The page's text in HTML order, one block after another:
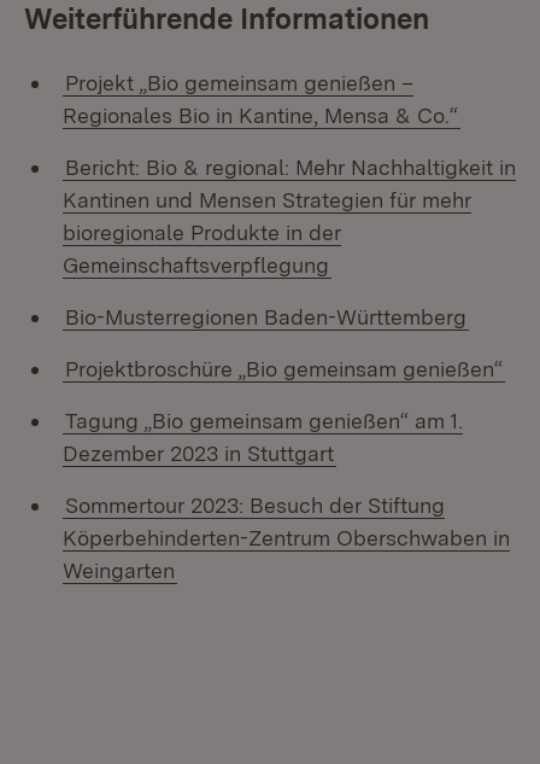
Weiterführende Informationen
Projekt „Bio gemeinsam genießen –
Regionales Bio in Kantine, Mensa & Co.“
Bericht: Bio & regional: Mehr Nachhaltigkeit in
Kantinen und Mensen Strategien für mehr
bioregionale Produkte in der
Gemeinschaftsverpflegung
Bio-Musterregionen Baden-Württemberg
Projektbroschüre „Bio gemeinsam genießen“
Tagung „Bio gemeinsam genießen“ am 1.
Dezember 2023 in Stuttgart
Sommertour 2023: Besuch der Stiftung
Köperbehinderten-Zentrum Oberschwaben in
Weingarten